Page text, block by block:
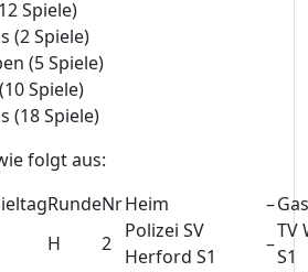
Spiele)
(2 Spiele)
(5 Spiele)
Spiele)
(18 Spiele)
folgt aus:
RundeNrHeim –
H 2
Polizei SV
Herford S1
–
TV
S1